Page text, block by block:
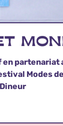
partenariat
Modes